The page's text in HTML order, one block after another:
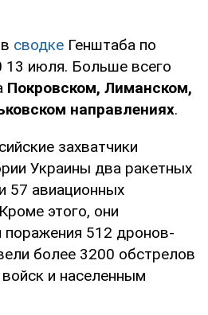
сводке Генштаба по
13 июля. Больше всего
Покровском, Лиманском,
направлениях.
захватчики
Украины два ракетных
57 авиационных
этого, они
поражения 512 дронов-
более 3200 обстрелов
и населенным